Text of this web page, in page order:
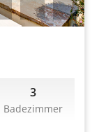
3
Badezimmer